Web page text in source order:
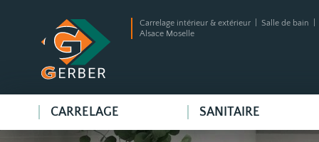
Carrelage intérieur & extérieur | Salle de bain |
Alsace Moselle
CARRELAGE SANITAIRE